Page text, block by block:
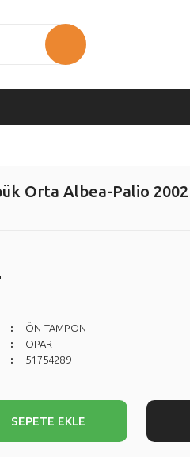
Orta Albea-Palio 2002
ÖN TAMPON
OPAR
51754289
SEPETE EKLE